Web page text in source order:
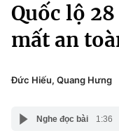
Chuyên mục
Chính trị
Pháp luật
Kinh tế
Thể thao
Văn hóa - Giải
Đời sống
Quốc lộ
mất an
Đức Hiếu, Quang Hưng
Nghe đọc bài 1:36